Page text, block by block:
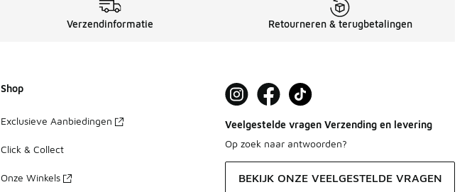
Verzendinformatie Retourneren & terugbetalingen
Shop
Exclusieve Aanbiedingen
Click & Collect
Onze Winkels
Veelgestelde vragen Verzending en levering
Op zoek naar antwoorden?
BEKIJK ONZE VEELGESTELDE VRAGEN